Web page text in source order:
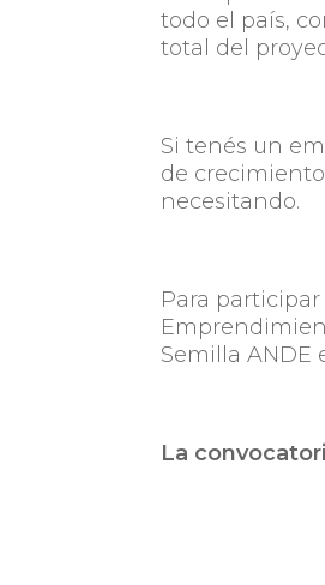
todo el país,
total del
Si tenés un
de
necesitando.
Para
Semilla
La